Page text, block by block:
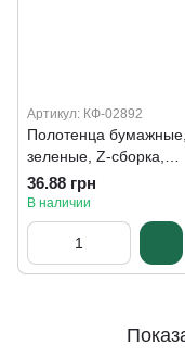
Артикул: КФ-02892
Полотенца бумажные,
зеленые, Z-сборка,
220*230, 200 листов
36.88 грн
В наличии